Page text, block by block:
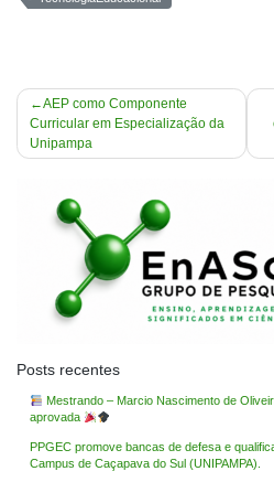
Navegação
de
Post
AEP como Componente
Curricular em Especialização da
Unipampa
Posts recentes
Mestrando – Marcio Nascimento de
aprovada
PPGEC promove bancas de defesa e
Campus de Caçapava do Sul (UNIPAMPA).